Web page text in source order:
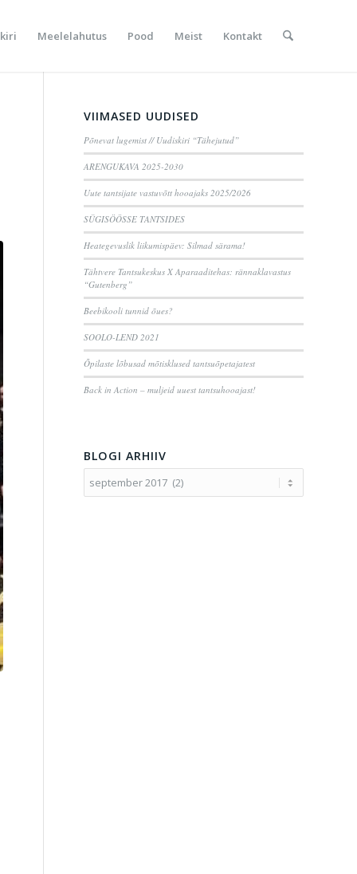
Meelelahutus Pood Meist Kontakt
VIIMASED UUDISED
Põnevat lugemist // Uudiskiri “Tähejutud”
ARENGUKAVA 2025-2030
Uute tantsijate vastuvõtt hooajaks 2025/2026
SÜGISÖÖSSE TANTSIDES
Heategevuslik liikumispäev: Silmad särama!
Tähtvere Tantsukeskus X Aparaaditehas: rännaklavastus
“Gutenberg”
Beebikooli tunnid õues?
SOOLO-LEND 2021
Õpilaste lõbusad mõtisklused tantsuõpetajatest
Back in Action – muljeid uuest tantsuhooajast!
BLOGI ARHIIV